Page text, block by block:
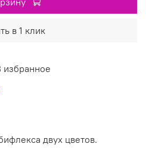
избранное
в 1 клик
двух цветов.